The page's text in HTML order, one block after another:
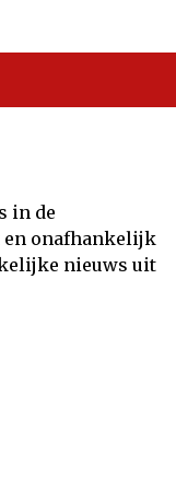
in de
en onafhankelijk
nieuws uit